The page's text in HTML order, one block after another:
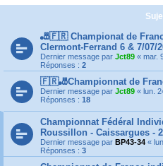
🎳🇫🇷 Championat de
Clermont-Ferrand 6 & 7/07/
Dernier message par Jct89 « mar.
Réponses : 2
🇫🇷🎳Championnat de
Dernier message par Jct89 « lun.
Réponses : 18
Championnat Fédéral
Roussillon - Caissargues -
Dernier message par BP43-34 «
Réponses : 3